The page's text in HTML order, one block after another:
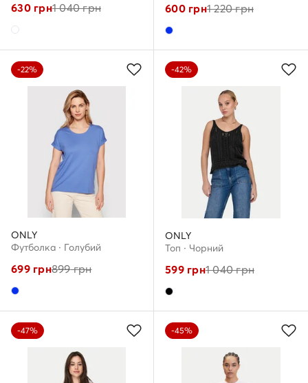
630грн1 040грн 600грн1 220грн
-22%
ONLY
Футболка · Голубий
699грн899грн
-42%
ONLY
Топ · Чорний
599грн1 040грн
-47% -45%